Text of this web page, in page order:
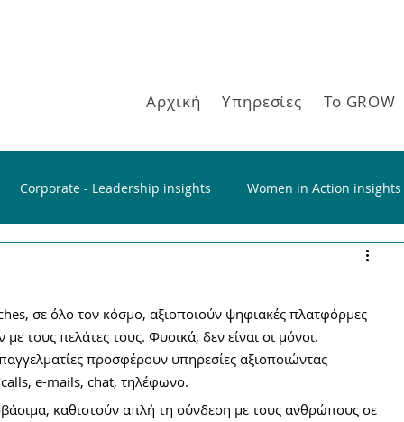
Αρχική Υπηρεσίες Το GROW
Corporate - Leadership insights Women in Action insights
σε όλο τον κόσμο, αξιοποιούν ψηφιακές πλατφόρμες
τους πελάτες τους. Φυσικά, δεν είναι οι μόνοι.
προσφέρουν υπηρεσίες αξιοποιώντας
e-mails, chat, τηλέφωνο.
καθιστούν απλή τη σύνδεση με τους ανθρώπους σε